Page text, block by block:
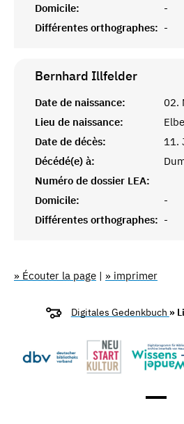
Domicile:
-
Différentes orthographes: -
Bernhard Illfelder
Date de naissance:
02.
Lieu de naissance:
Date de décès:
11.
Décédé(e) à:
Numéro de dossier LEA:
Domicile:
-
Différentes orthographes: -
» Écouter la page | » imprimer
Digitales Gedenkbuch »